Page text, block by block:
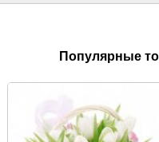
Популярные